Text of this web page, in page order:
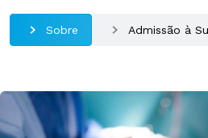
Sobre Admissão à